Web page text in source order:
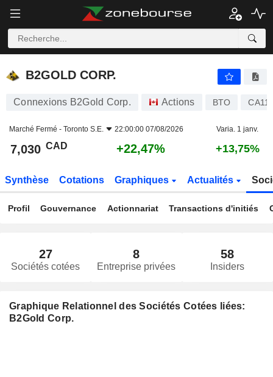
B2GOLD CORP.
B2GOLD CORP.
Connexions B2Gold Corp. Actions BTO
Marché Fermé - Toronto S.E. 22:00:00 07/08/2026 Varia. 1 janv.
7,030 CAD +22,47% +13,75%
Synthèse Cotations Graphiques Actualités
Profil Gouvernance Actionnariat Transactions d'initiés
27
Sociétés cotées
8
Entreprise privées
58
Insiders
Graphique Relationnel des Sociétés Cotées liées:
B2Gold Corp.